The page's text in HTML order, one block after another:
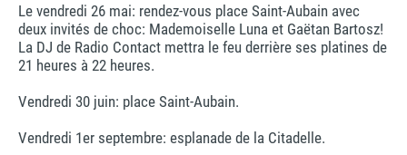
Le vendredi 26 mai: rendez-vous place Saint-Aubain avec
deux invités de choc: Mademoiselle Luna et Gaëtan Bartosz!
La DJ de Radio Contact mettra le feu derrière ses platines de
21 heures à 22 heures.
Vendredi 30 juin: place Saint-Aubain.
Vendredi 1er septembre: esplanade de la Citadelle.